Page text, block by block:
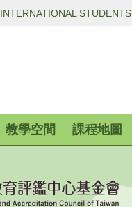
INTERNATIONAL STUDENTS
教學空間 課程地圖